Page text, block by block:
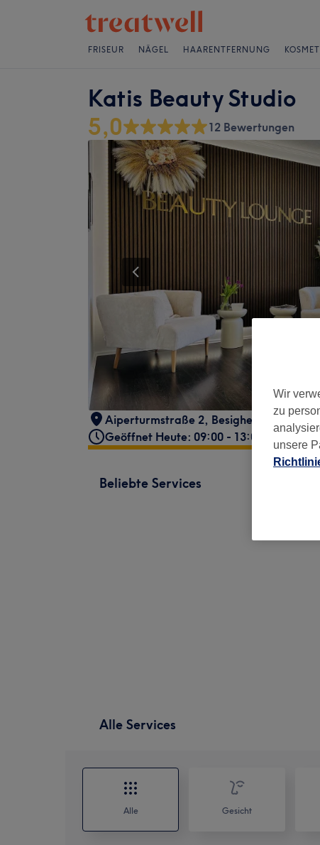
FRISEUR NÄGEL HAARENTFERNUNG
Katis Beauty Studio
5,0 12 Bewertungen
Aiperturmstraße 2, Besigheim
74354
Geöffnet Heute: 09:00 - 13:00
Beliebte Services
Alle Services
Alle Gesicht
Wir
zu
unsere